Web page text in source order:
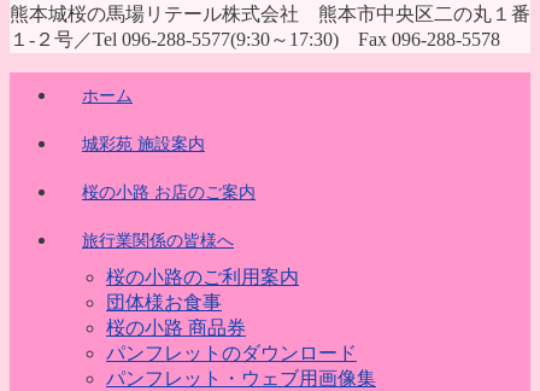
熊本城桜の馬場リテール株式会社 熊本市中央区二の丸１番
１-２号／Tel 096-288-5577(9:30～17:30) Fax 096-288-5578
ホーム
城彩苑 施設案内
桜の小路 お店のご案内
旅行業関係の皆様へ
桜の小路のご利用案内
団体様お食事
桜の小路 商品券
パンフレットのダウンロード
パンフレット・ウェブ用画像集